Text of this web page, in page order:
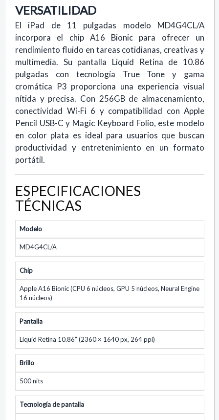
VERSATILIDAD
El iPad de 11 pulgadas modelo MD4G4CL/A
incorpora el chip A16 Bionic para ofrecer un
rendimiento fluido en tareas cotidianas, creativas y
multimedia. Su pantalla Liquid Retina de 10.86
pulgadas con tecnología True Tone y gama
cromática P3 proporciona una experiencia visual
nítida y precisa. Con 256GB de almacenamiento,
conectividad Wi-Fi 6 y compatibilidad con Apple
Pencil USB-C y Magic Keyboard Folio, este modelo
en color plata es ideal para usuarios que buscan
productividad y entretenimiento en un formato
portátil.
ESPECIFICACIONES
TÉCNICAS
Modelo
MD4G4CL/A
Chip
Apple A16 Bionic (CPU 6 núcleos, GPU 5 núcleos, Neural Engine
16 núcleos)
Pantalla
Liquid Retina 10.86” (2360 × 1640 px, 264 ppi)
Brillo
500 nits
Tecnología de pantalla